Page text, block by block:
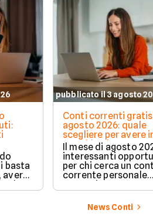
basta
avere
dati
pubblicato il 3 agosto
Conti correnti
agosto 2026: quale
scegliere per avere
e cashback?
Il mese di agosto
interessanti
per chi cerca un
corrente personale
News Conti